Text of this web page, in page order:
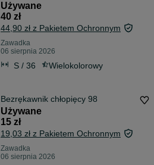
Używane
40 zł
44,90 zł z Pakietem Ochronnym
Zawadka
06 sierpnia 2026
S / 36 Wielokolorowy
Bezrękawnik chłopięcy 98
Używane
15 zł
19,03 zł z Pakietem Ochronnym
Zawadka
06 sierpnia 2026